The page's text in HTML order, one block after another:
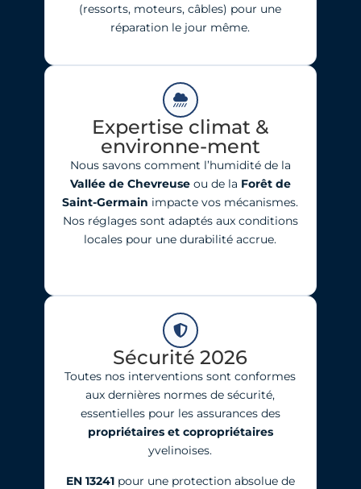
(ressorts, moteurs, câbles) pour une
réparation le jour même.
Expertise climat &
environne-ment
Nous savons comment l’humidité de la
Vallée de Chevreuseou de la Forêt de
Saint-Germain impacte vos mécanismes.
Nos réglages sont adaptés aux conditions
locales pour une durabilité accrue.
Sécurité 2026
Toutes nos interventions sont conformes
aux dernières normes de sécurité,
essentielles pour les assurances des
propriétaires et copropriétaires
yvelinoises.
EN 13241pour une protection absolue de